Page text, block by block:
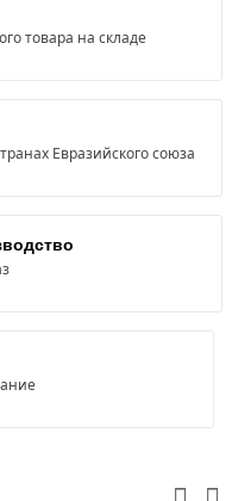
товара на складе
Евразийского союза